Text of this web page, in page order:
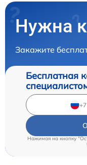
Нужна
Закажите
Бесплатная
Нажимая на кнопку